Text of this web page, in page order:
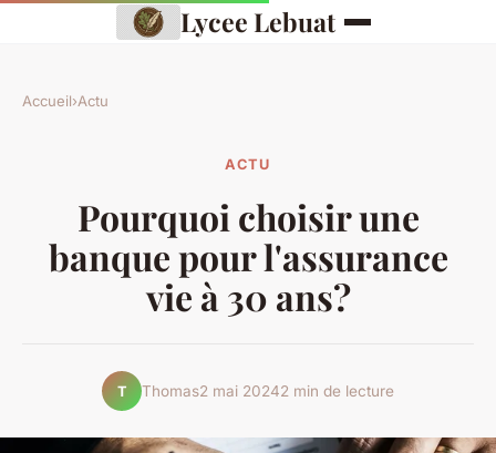
Lycee Lebuat
Accueil›Actu
ACTU
Pourquoi choisir une
banque pour l'assurance
vie à 30 ans?
T Thomas2 mai 20242 min de lecture